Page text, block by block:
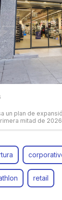
un plan de
mitad de 2026
retail